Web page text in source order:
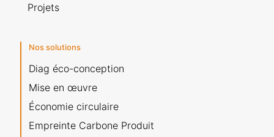
Projets
Nos solutions
Diag éco-conception
Mise en œuvre
Économie circulaire
Empreinte Carbone Produit